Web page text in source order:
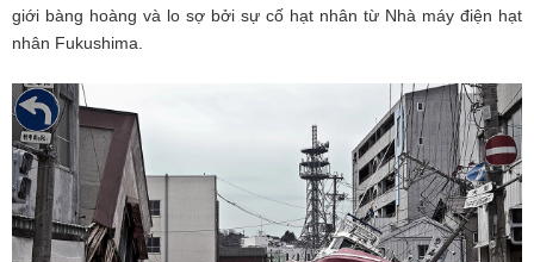
giới bàng hoàng và lo sợ bởi sự cố hạt nhân từ Nhà máy điện hạt
nhân Fukushima.